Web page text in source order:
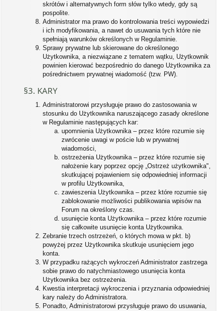
skrótów i alternatywnych form słów tylko wtedy, gdy są
pospolite.
Administrator ma prawo do kontrolowania treści wypowiedzi
i ich modyfikowania, a nawet do usuwania tych które nie
spełniają warunków określonych w Regulaminie.
Sprawy prywatne lub skierowane do określonego
Użytkownika, a niezwiązane z tematem wątku, Użytkownik
powinien kierować bezpośrednio do danego Użytkownika za
pośrednictwem prywatnej wiadomość (tzw. PW).
§3. KARY
Administratorowi przysługuje prawo do zastosowania w
stosunku do Użytkownika naruszającego zasady określone
w Regulaminie następujących kar:
upomnienia Użytkownika – przez które rozumie się
zwrócenie uwagi w poście lub w prywatnej
wiadomości,
ostrzeżenia Użytkownika – przez które rozumie się
nałożenie kary poprzez opcję „Ostrzeż użytkownika",
skutkującej pojawieniem się odpowiedniej informacji
w profilu Użytkownika,
zawieszenia Użytkownika – przez które rozumie się
zablokowanie możliwości publikowania wpisów na
Forum na określony czas.
usunięcie konta Użytkownika – przez które rozumie
się całkowite usunięcie konta Użytkownika.
Zebranie trzech ostrzeżeń, o których mowa w pkt. b)
powyżej przez Użytkownika skutkuje usunięciem jego
konta.
W przypadku rażących wykroczeń Administrator zastrzega
sobie prawo do natychmiastowego usunięcia konta
Użytkownika bez ostrzeżenia.
Kwestia interpretacji wykroczenia i przyznania odpowiedniej
kary należy do Administratora.
Ponadto, Administratorowi przysługuje prawo do usuwania,